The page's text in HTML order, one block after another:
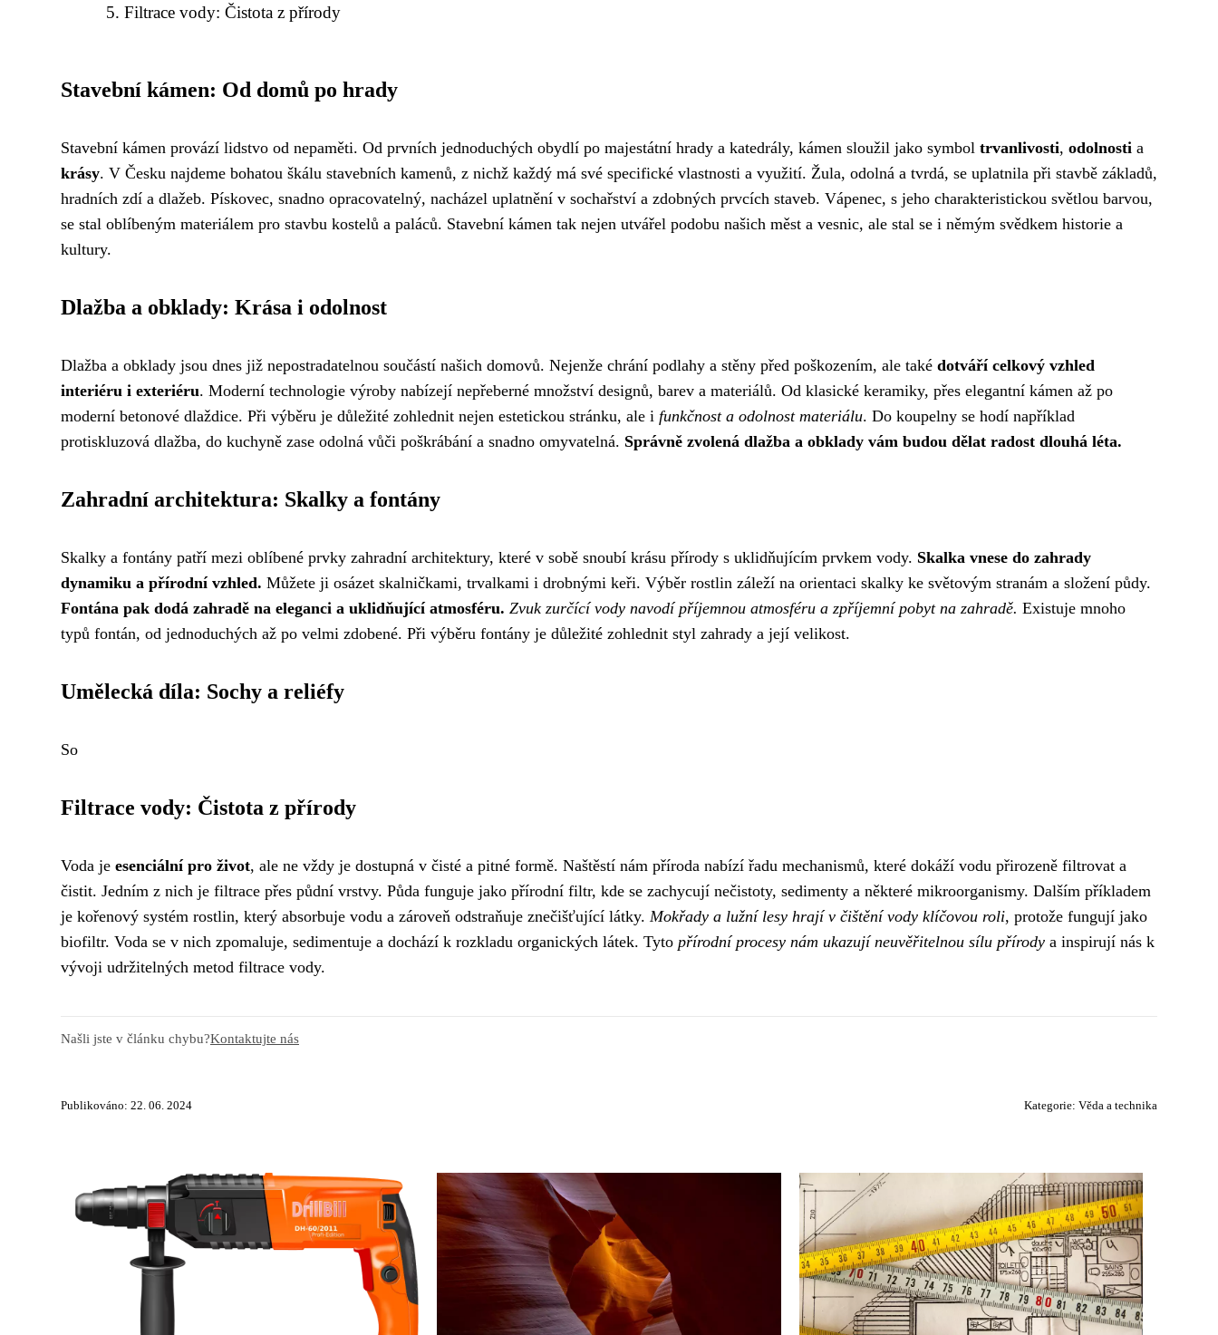
Filtrace vody: Čistota z přírody
Stavební kámen: Od domů po hrady
Stavební kámen provází lidstvo od nepaměti. Od prvních jednoduchých obydlí po majestátní hrady a katedrály, kámen sloužil jako symbol trvanlivosti, odolnosti a
krásy. V Česku najdeme bohatou škálu stavebních kamenů, z nichž každý má své specifické vlastnosti a využití. Žula, odolná a tvrdá, se uplatnila při stavbě základů,
hradních zdí a dlažeb. Pískovec, snadno opracovatelný, nacházel uplatnění v sochařství a zdobných prvcích staveb. Vápenec, s jeho charakteristickou světlou barvou,
se stal oblíbeným materiálem pro stavbu kostelů a paláců. Stavební kámen tak nejen utvářel podobu našich měst a vesnic, ale stal se i němým svědkem historie a
kultury.
Dlažba a obklady: Krása i odolnost
Dlažba a obklady jsou dnes již nepostradatelnou součástí našich domovů. Nejenže chrání podlahy a stěny před poškozením, ale také dotváří celkový vzhled
interiéru i exteriéru. Moderní technologie výroby nabízejí nepřeberné množství designů, barev a materiálů. Od klasické keramiky, přes elegantní kámen až po
moderní betonové dlaždice. Při výběru je důležité zohlednit nejen estetickou stránku, ale i funkčnost a odolnost materiálu. Do koupelny se hodí například
protiskluzová dlažba, do kuchyně zase odolná vůči poškrábání a snadno omyvatelná. Správně zvolená dlažba a obklady vám budou dělat radost dlouhá léta.
Zahradní architektura: Skalky a fontány
Skalky a fontány patří mezi oblíbené prvky zahradní architektury, které v sobě snoubí krásu přírody s uklidňujícím prvkem vody. Skalka vnese do zahrady
dynamiku a přírodní vzhled. Můžete ji osázet skalničkami, trvalkami i drobnými keři. Výběr rostlin záleží na orientaci skalky ke světovým stranám a složení půdy.
Fontána pak dodá zahradě na eleganci a uklidňující atmosféru. Zvuk zurčící vody navodí příjemnou atmosféru a zpříjemní pobyt na zahradě. Existuje mnoho
typů fontán, od jednoduchých až po velmi zdobené. Při výběru fontány je důležité zohlednit styl zahrady a její velikost.
Umělecká díla: Sochy a reliéfy
So
Filtrace vody: Čistota z přírody
Voda je esenciální pro život, ale ne vždy je dostupná v čisté a pitné formě. Naštěstí nám příroda nabízí řadu mechanismů, které dokáží vodu přirozeně filtrovat a
čistit. Jedním z nich je filtrace přes půdní vrstvy. Půda funguje jako přírodní filtr, kde se zachycují nečistoty, sedimenty a některé mikroorganismy. Dalším příkladem
je kořenový systém rostlin, který absorbuje vodu a zároveň odstraňuje znečišťující látky. Mokřady a lužní lesy hrají v čištění vody klíčovou roli, protože fungují jako
biofiltr. Voda se v nich zpomaluje, sedimentuje a dochází k rozkladu organických látek. Tyto přírodní procesy nám ukazují neuvěřitelnou sílu přírody a inspirují nás k
vývoji udržitelných metod filtrace vody.
Našli jste v článku chybu?Kontaktujte nás
Publikováno: 22. 06. 2024 Kategorie: Věda a technika